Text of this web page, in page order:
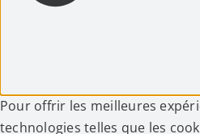
Pour offrir les meilleures
technologies telles que les